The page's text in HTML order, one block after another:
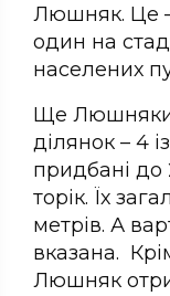
Люшняк. Це
один на
населених
Ще Люшняки
ділянок – 4
придбані
торік. Їх
метрів. А
вказана.
Люшняк